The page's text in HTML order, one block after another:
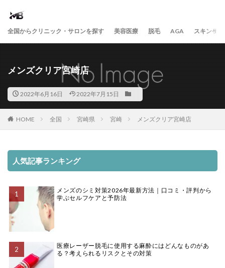
全国からクリニック・サロンを探す 美容医療 脱毛 AGA スキンケア
メンズクリア宮崎店
2022年6月16日 2022年7月15日
HOME 全国 宮崎県 宮崎 メンズクリア宮崎店
人気記事ランキング
メンズのシミ対策2026年最新方法｜口コミ・評判から
学ぶセルフケアと予防法
医療レーザー脱毛に使用する麻酔にはどんなものがあ
る？考えられるリスクとその対策